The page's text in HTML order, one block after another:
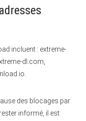
incluent : extreme-
dl.com,
des blocages par
informé, il est